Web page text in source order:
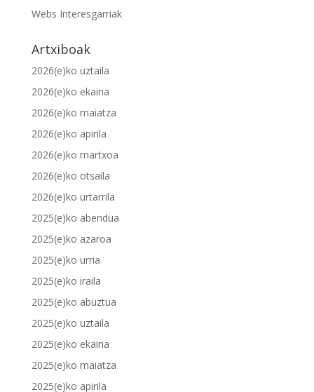
Webs Interesgarriak
Artxiboak
2026(e)ko uztaila
2026(e)ko ekaina
2026(e)ko maiatza
2026(e)ko apirila
2026(e)ko martxoa
2026(e)ko otsaila
2026(e)ko urtarrila
2025(e)ko abendua
2025(e)ko azaroa
2025(e)ko urria
2025(e)ko iraila
2025(e)ko abuztua
2025(e)ko uztaila
2025(e)ko ekaina
2025(e)ko maiatza
2025(e)ko apirila